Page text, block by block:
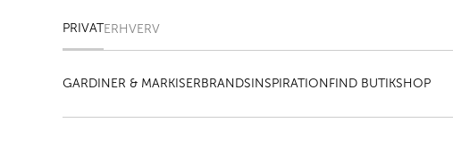
PRIVATERHVERV
GARDINER & MARKISER BRANDS INSPIRATION FIND BUTIKSHOP